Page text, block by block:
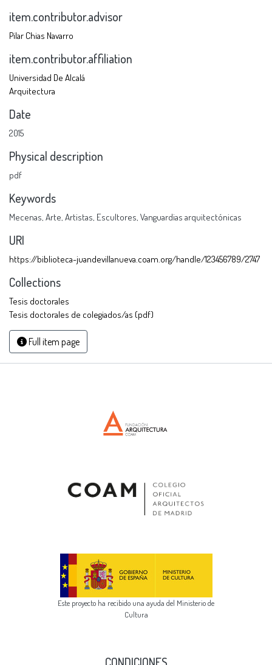
item.contributor.advisor
Pilar Chias Navarro
item.contributor.affiliation
Universidad De Alcalá
Arquitectura
Date
2015
Physical description
pdf
Keywords
Mecenas, Arte, Artistas, Escultores, Vanguardias arquitectónicas
URI
https://biblioteca-juandevillanueva.coam.org/handle/123456789/2747
Collections
Tesis doctorales
Tesis doctorales de colegiados/as (pdf)
Full item page
Este proyecto ha recibido una ayuda del Ministerio de
Cultura